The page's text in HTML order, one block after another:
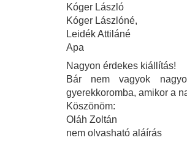
Kóger László
Kóger Lászlóné,
Leidék Attiláné
Apa
Nagyon érdekes kiállítás!
Bár nem vagyok
gyerekkoromba, amikor a
Köszönöm:
Oláh Zoltán
nem olvasható aláírás